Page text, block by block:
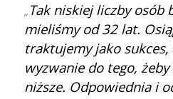
Tak niskiej liczby osób
mieliśmy od 32 lat.
traktujemy jako
wyzwanie do tego, żeby
niższe. Odpowiednia i